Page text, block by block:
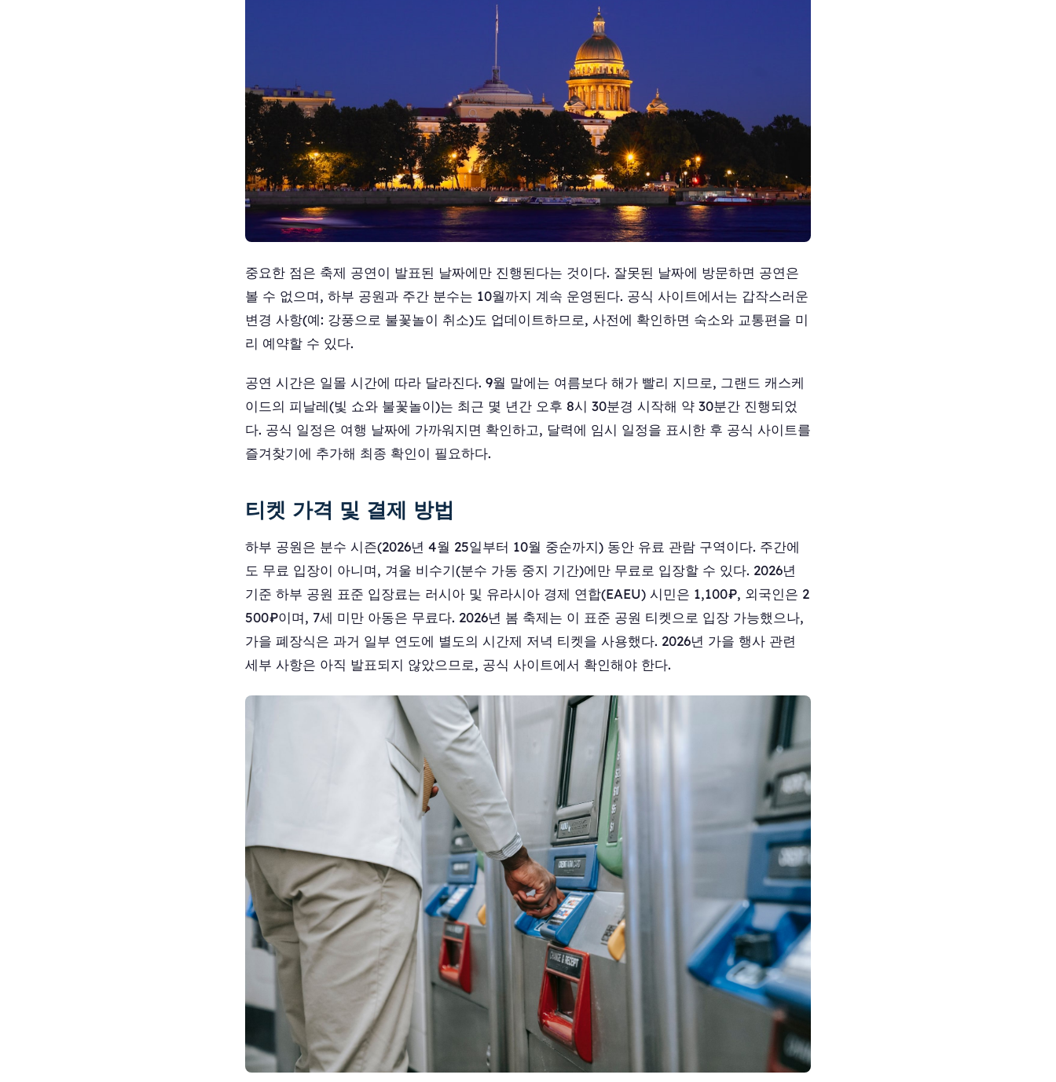
중요한 점은 축제 공연이 발표된 날짜에만 진행된다는 것이다. 잘못된 날짜에 방문하면 공연은
볼 수 없으며, 하부 공원과 주간 분수는 10월까지 계속 운영된다. 공식 사이트에서는 갑작스러운
변경 사항(예: 강풍으로 불꽃놀이 취소)도 업데이트하므로, 사전에 확인하면 숙소와 교통편을 미
리 예약할 수 있다.
공연 시간은 일몰 시간에 따라 달라진다. 9월 말에는 여름보다 해가 빨리 지므로, 그랜드 캐스케
이드의 피날레(빛 쇼와 불꽃놀이)는 최근 몇 년간 오후 8시 30분경 시작해 약 30분간 진행되었
다. 공식 일정은 여행 날짜에 가까워지면 확인하고, 달력에 임시 일정을 표시한 후 공식 사이트를
즐겨찾기에 추가해 최종 확인이 필요하다.
티켓 가격 및 결제 방법
하부 공원은 분수 시즌(2026년 4월 25일부터 10월 중순까지) 동안 유료 관람 구역이다. 주간에
도 무료 입장이 아니며, 겨울 비수기(분수 가동 중지 기간)에만 무료로 입장할 수 있다. 2026년
기준 하부 공원 표준 입장료는 러시아 및 유라시아 경제 연합(EAEU) 시민은 1,100₽, 외국인은 2
500₽이며, 7세 미만 아동은 무료다. 2026년 봄 축제는 이 표준 공원 티켓으로 입장 가능했으나,
가을 폐장식은 과거 일부 연도에 별도의 시간제 저녁 티켓을 사용했다. 2026년 가을 행사 관련
세부 사항은 아직 발표되지 않았으므로, 공식 사이트에서 확인해야 한다.